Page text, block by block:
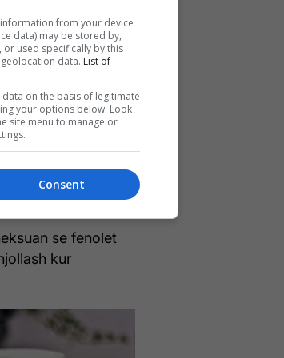
të ndihmojë
të tij alkoolik në
nxit
e fituar nga
se fenolet
kur
from your device
data) may be stored by,
or used specifically by this
data. List of
on the basis of legitimate
your options below. Look
site menu to manage or
Consent